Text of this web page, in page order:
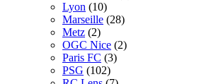
Lyon (10)
Marseille (28)
Metz (2)
OGC Nice (2)
Paris FC (3)
PSG (102)